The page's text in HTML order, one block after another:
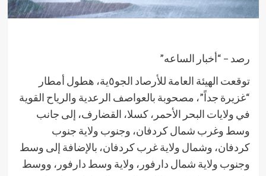
رصد – “أخبار الساعه”
توقعت الهيئة العامة للأرصاد الجو٥ية، هطول أمطار
“غزيرة جداً”، مصحوبة بالعواصف الرعدية والرياح القوية
في ولايات البحر الأحمر، كسلا، القضارف، إلى جانب
وسط وغرب شمال كردفان، وجنوب ولاية جنوب
كردفان، وشمال ولاية غرب كردفان، بالإضافة إلى وسط
وجنوب ولاية شمال دارفور، ولاية وسط دارفور، ووسط